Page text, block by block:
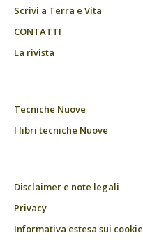
Scrivi a Terra e Vita
CONTATTI
La rivista
Tecniche Nuove
I libri tecniche Nuove
Disclaimer e note legali
Privacy
Informativa estesa sui cookie